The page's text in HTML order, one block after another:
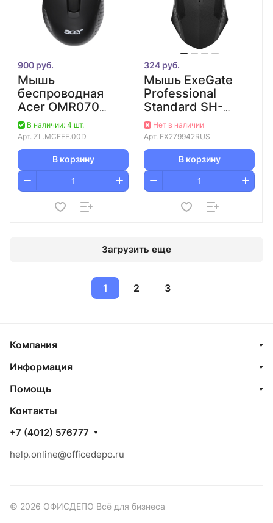
900 руб.
Мышь
беспроводная
Acer OMR070
черный
оптическая
(1600dpi)
беспроводная
BT/Radio USB для
ноутбука (6b
В наличии: 4 шт.
Арт. ZL.MCEEE.00D
В корзину
324 руб.
Мышь ExeGate
Professional
Standard SH-
9025L (1000dpi,
2м, черная)
Нет в наличии
Арт. EX279942RUS
В корзину
Загрузить еще
1 2 3
Компания
Информация
Помощь
Контакты
+7 (4012) 576777
help.online@officedepo.ru
© 2026 ОФИСДЕПО Всё для бизнеса